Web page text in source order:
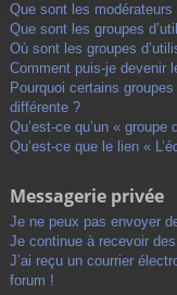
Que sont les modérateurs
Que sont les groupes
Où sont les groupes
Comment puis-je devenir
Pourquoi certains
différente ?
Qu’est-ce qu’un «
Qu’est-ce que le lien «
Messagerie privée
Je ne peux pas envoyer
Je continue à recevoir
J’ai reçu un courrier
forum !